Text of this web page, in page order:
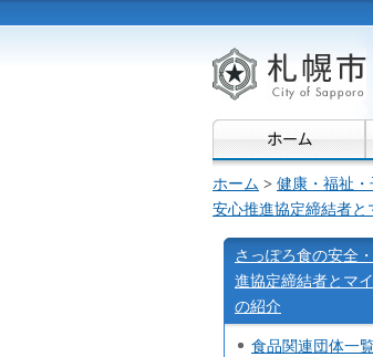
札幌市
ホーム > 健康・福祉・
安心推進協定締結者と
さっぽろ食の安全
進協定締結者とマ
の紹介
食品関連団体一